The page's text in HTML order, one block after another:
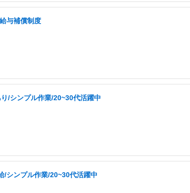
与補償制度
/シンプル作業/20~30代活躍中
/シンプル作業/20~30代活躍中